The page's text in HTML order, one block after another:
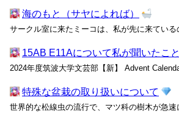
海のもと（サヤによれば）
15AB E11Aについて私が聞いたこと
特殊な盆栽の取り扱いについて